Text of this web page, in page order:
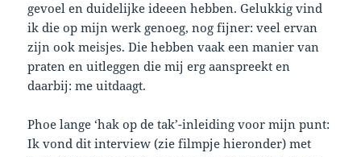
gevoel en duidelijke ideeen hebben. Gelukkig vind
ik die op mijn werk genoeg, nog fijner: veel ervan
zijn ook meisjes. Die hebben vaak een manier van
praten en uitleggen die mij erg aanspreekt en
daarbij: me uitdaagt.
Phoe lange ‘hak op de tak’-inleiding voor mijn punt:
Ik vond dit interview (zie filmpje hieronder) met